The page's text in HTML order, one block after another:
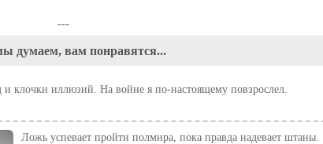
---
думаем, вам понравятся...
и клочки иллюзий. На войне я по-настоящему повзрослел.
Ложь успевает пройти полмира, пока правда надевает штаны.